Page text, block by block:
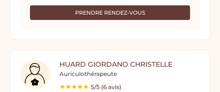
PRENDRE RENDEZ-VOUS
HUARD GIORDANO CHRISTELLE
Auriculothérapeute
5/5 (6 avis)